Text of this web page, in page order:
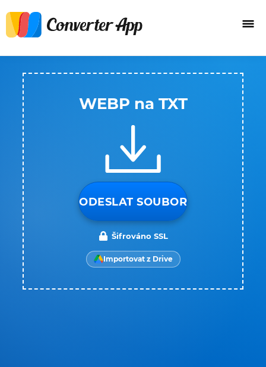
WEBP na TXT
ODESLAT SOUBOR
Šifrováno SSL
Importovat z Drive